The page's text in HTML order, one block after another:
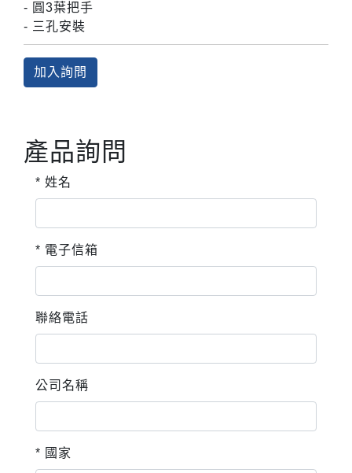
- 圓3葉把手
- 三孔安裝
加入詢問
產品詢問
* 姓名
* 電子信箱
聯絡電話
公司名稱
* 國家